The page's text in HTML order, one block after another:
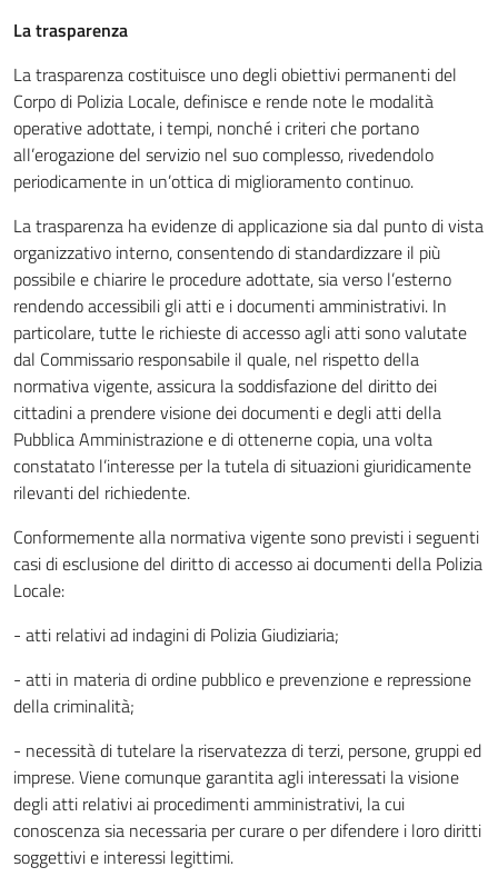
La trasparenza
La trasparenza costituisce uno degli obiettivi permanenti del
Corpo di Polizia Locale, definisce e rende note le modalità
operative adottate, i tempi, nonché i criteri che portano
all’erogazione del servizio nel suo complesso, rivedendolo
periodicamente in un’ottica di miglioramento continuo.
La trasparenza ha evidenze di applicazione sia dal punto di vista
organizzativo interno, consentendo di standardizzare il più
possibile e chiarire le procedure adottate, sia verso l’esterno
rendendo accessibili gli atti e i documenti amministrativi. In
particolare, tutte le richieste di accesso agli atti sono valutate
dal Commissario responsabile il quale, nel rispetto della
normativa vigente, assicura la soddisfazione del diritto dei
cittadini a prendere visione dei documenti e degli atti della
Pubblica Amministrazione e di ottenerne copia, una volta
constatato l’interesse per la tutela di situazioni giuridicamente
rilevanti del richiedente.
Conformemente alla normativa vigente sono previsti i seguenti
casi di esclusione del diritto di accesso ai documenti della Polizia
Locale:
- atti relativi ad indagini di Polizia Giudiziaria;
- atti in materia di ordine pubblico e prevenzione e repressione
della criminalità;
- necessità di tutelare la riservatezza di terzi, persone, gruppi ed
imprese. Viene comunque garantita agli interessati la visione
degli atti relativi ai procedimenti amministrativi, la cui
conoscenza sia necessaria per curare o per difendere i loro diritti
soggettivi e interessi legittimi.